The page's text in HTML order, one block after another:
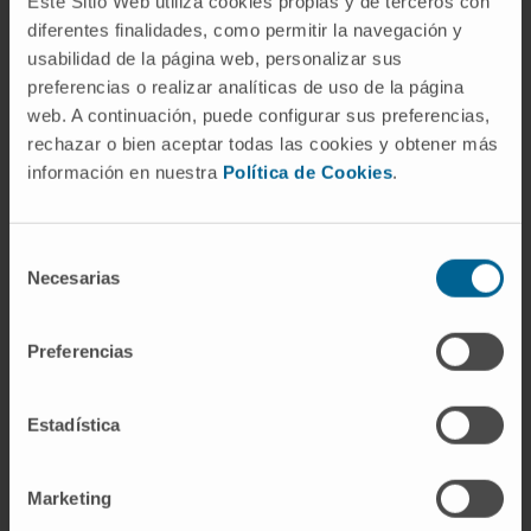
diferentes finalidades, como permitir la navegación y
usabilidad de la página web, personalizar sus
preferencias o realizar analíticas de uso de la página
web. A continuación, puede configurar sus preferencias,
rechazar o bien aceptar todas las cookies y obtener más
información en nuestra Política de Cookies.
Necesarias
Preferencias
Estadística
Marketing
Los otros dos son las células granulares de la
arteriola aferente y las células mesangiales
extraglomerulares.
¿Qué ocurre si el aparato
yuxtaglomerular libera demasiada
renina?
Se produce un exceso de angiotensina II y de
aldosterona, con vasoconstricción sostenida
hipertensión arterial de origen renovascular,
una forma secundaria de presión arterial
granulares (reninomas) causan el mismo
infrecuentes.